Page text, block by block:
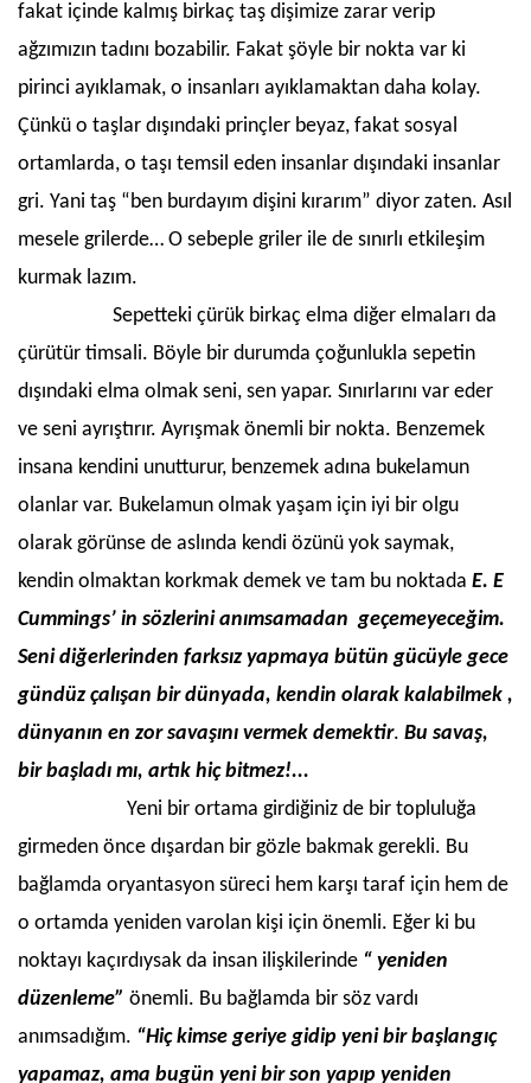
fakat içinde kalmış birkaç taş dişimize zarar verip
ağzımızın tadını bozabilir. Fakat şöyle bir nokta var ki
pirinci ayıklamak, o insanları ayıklamaktan daha kolay.
Çünkü o taşlar dışındaki prinçler beyaz, fakat sosyal
ortamlarda, o taşı temsil eden insanlar dışındaki insanlar
gri. Yani taş “ben burdayım dişini kırarım” diyor zaten. Asıl
mesele grilerde… O sebeple griler ile de sınırlı etkileşim
kurmak lazım.
Sepetteki çürük birkaç elma diğer elmaları da
çürütür timsali. Böyle bir durumda çoğunlukla sepetin
dışındaki elma olmak seni, sen yapar. Sınırlarını var eder
ve seni ayrıştırır. Ayrışmak önemli bir nokta. Benzemek
insana kendini unutturur, benzemek adına bukelamun
olanlar var. Bukelamun olmak yaşam için iyi bir olgu
olarak görünse de aslında kendi özünü yok saymak,
kendin olmaktan korkmak demek ve tam bu noktada E. E
Cummings’ in sözlerini anımsamadan geçemeyeceğim.
Seni diğerlerinden farksız yapmaya bütün gücüyle gece
gündüz çalışan bir dünyada, kendin olarak kalabilmek ,
dünyanın en zor savaşını vermek demektir. Bu savaş,
bir başladı mı, artık hiç bitmez!...
Yeni bir ortama girdiğiniz de bir topluluğa
girmeden önce dışardan bir gözle bakmak gerekli. Bu
bağlamda oryantasyon süreci hem karşı taraf için hem de
o ortamda yeniden varolan kişi için önemli. Eğer ki bu
noktayı kaçırdıysak da insan ilişkilerinde “ yeniden
düzenleme” önemli. Bu bağlamda bir söz vardı
anımsadığım. “Hiç kimse geriye gidip yeni bir başlangıç
yapamaz, ama bugün yeni bir son yapıp yeniden